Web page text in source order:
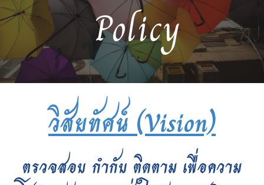
Policy
วิสัยทัศน์ (Vision)
ตรวจสอบ กำกับ ติดตาม เพื่อความ